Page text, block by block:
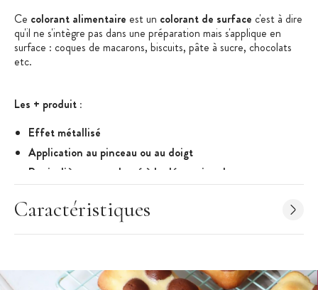
Ce colorant alimentaire est un colorant de surface c'est à dire
qu'il ne s'intègre pas dans une préparation mais s'applique en
surface : coques de macarons, biscuits, pâte à sucre, chocolats
etc.
Les + produit :
Effet métallisé
Application au pinceau ou au doigt
Particulièrement adapté à la décoration des macarons et
des surfaces en chocolat
Caractéristiques du Colorant Alimentaire
Colorant Alimentaire en Poudre
Coloris : Doré (Or cuivré)
Caractéristiques